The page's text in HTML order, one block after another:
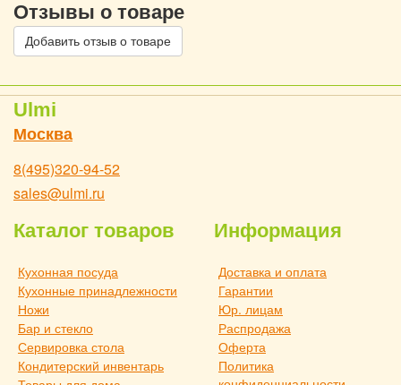
Отзывы о товаре
Добавить отзыв о товаре
Ulmi
Москва
8(495)320-94-52
sales@ulmi.ru
Каталог товаров
Кухонная посуда
Кухонные принадлежности
Ножи
Бар и стекло
Сервировка стола
Кондитерский инвентарь
Информация
Доставка и оплата
Гарантии
Юр. лицам
Распродажа
Оферта
Политика